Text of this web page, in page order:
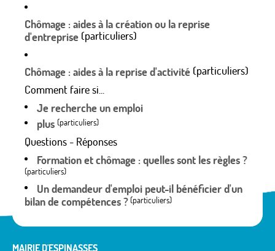
Chômage : aides à la création ou la reprise
d'entreprise (particuliers)
Chômage : aides à la reprise d'activité (particuliers)
Comment faire si...
Je recherche un emploi
plus (particuliers)
Questions - Réponses
Formation et chômage : quelles sont les règles ?
(particuliers)
Un demandeur d'emploi peut-il bénéficier d'un
bilan de compétences ?(particuliers)
MAIRIE D'ESPINASSES